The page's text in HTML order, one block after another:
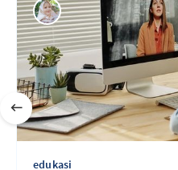
edukasi